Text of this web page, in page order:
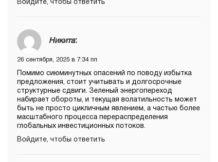
Войдите, чтобы ответить
Никита:
26 сентября, 2025 в 7:34 пп
Помимо сиюминутных опасений по поводу избытка
предложения, стоит учитывать и долгосрочные
структурные сдвиги. Зеленый энергопереход
набирает обороты, и текущая волатильность может
быть не просто цикличным явлением, а частью более
масштабного процесса перераспределения
глобальных инвестиционных потоков.
Войдите, чтобы ответить